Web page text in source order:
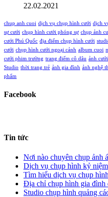
22.02.2021
chup anh cuoi dịch vụ chụp hình cưới dịch
sự cưới chụp hình cưới phóng sự chụp ảnh
cưới Phú Quốc địa điểm chụp hình cưới
cưới chụp hình cưới ngoại cảnh album cuoi
cưới phim trường trang điểm cô dâu ảnh
Studio thời trang trẻ ảnh gia đình ảnh nghệ
phẩm
Facebook
Tin tức
Nơi nào chuyên chụp ảnh
Dịch vụ chụp hình kỷ
Tìm hiểu dịch vụ chụp
Địa chỉ chụp hình gia đình
Studio chụp hình quảng